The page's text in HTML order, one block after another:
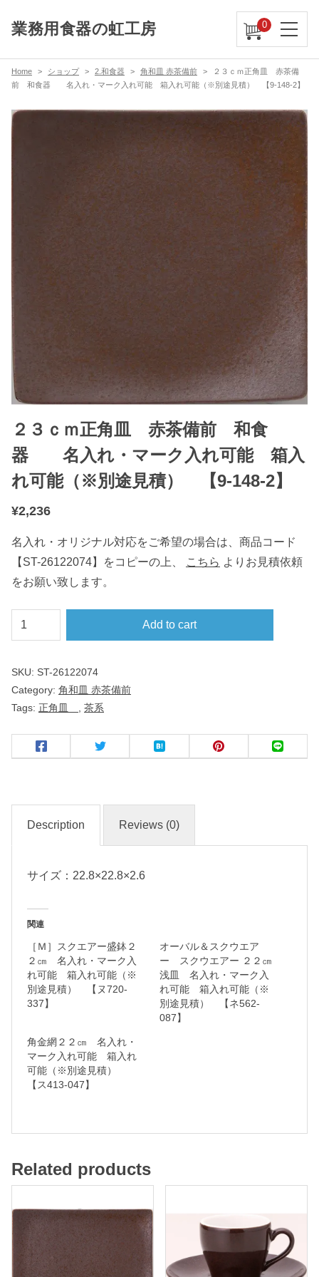
業務用食器の虹工房 0
Home ショップ 2.和食器 角和皿 赤茶備前
２３ｃｍ正角皿 赤茶備
前 和食器 名入れ・マーク入れ可能 箱入れ可能（※別途見積） 【9-148-2】
２３ｃｍ正角皿 赤茶備前 和食
器 名入れ・マーク入れ可能 箱入
れ可能（※別途見積） 【9-148-2】
¥2,236
名入れ・オリジナル対応をご希望の場合は、商品コード
【ST-26122074】をコピーの上、
こちら よりお見積依頼
をお願い致します。
２
３
ｍ
皿
れ
能
箱
入
Add to cart
SKU: ST-26122074
Category: 角和皿 赤茶備前
Tags: 正角皿 茶系
Description Reviews (0)
サイズ：22.8×22.8×2.6
関連
［Ｍ］スクエアー盛鉢２
２㎝ 名入れ・マーク入
れ可能 箱入れ可能（※
別途見積） 【ヌ720-
337】
オーバル＆スクウエア
ー スクウエアー ２２㎝
浅皿 名入れ・マーク入
れ可能 箱入れ可能（※
別途見積） 【ネ562-
087】
角金網２２㎝ 名入れ・
マーク入れ可能 箱入れ
可能（※別途見積）
【ス413-047】
Related products